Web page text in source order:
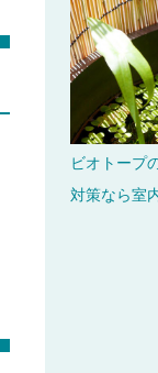
ビオトープ
対策なら室